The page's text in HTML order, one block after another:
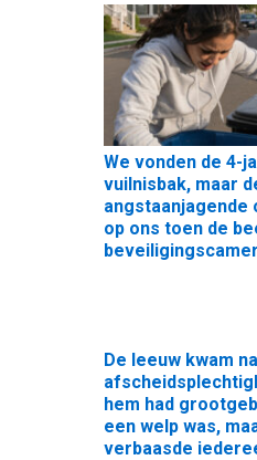
We vonden de 4-
vuilnisbak, maar
angstaanjagende
op ons toen de
De leeuw kwam
hem had
een welp was,
verbaasde